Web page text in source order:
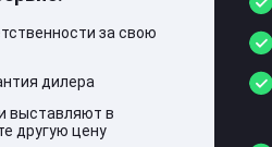
за свою
дилера
выставляют в
другую цену